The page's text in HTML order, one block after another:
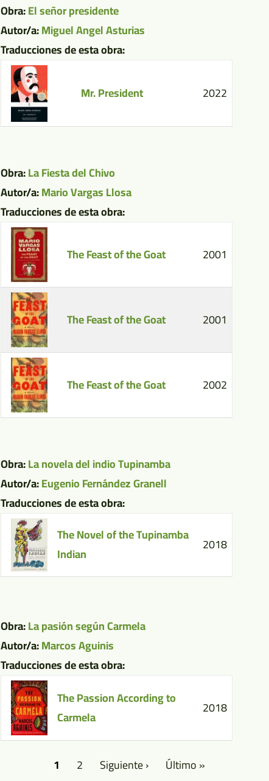
Obra:El señor presidente
Autor/a:Miguel Angel Asturias
Traducciones de esta obra:
Mr. President 2022
Obra:La Fiesta del Chivo
Autor/a:Mario Vargas Llosa
Traducciones de esta obra:
The Feast of the Goat 2001
The Feast of the Goat 2001
The Feast of the Goat 2002
Obra:La novela del indio Tupinamba
Autor/a:Eugenio Fernández Granell
Traducciones de esta obra:
The Novel of the Tupinamba
Indian
2018
Obra:La pasión según Carmela
Autor/a:Marcos Aguinis
Traducciones de esta obra:
The Passion According to
Carmela
2018
Página
1 Página
2
Siguiente
Siguiente ›
Última
Último »